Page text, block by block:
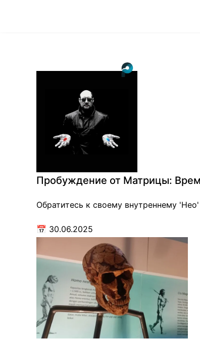
Пробуждение от Матрицы:
Обратитесь к своему внутреннему
📅 30.06.2025